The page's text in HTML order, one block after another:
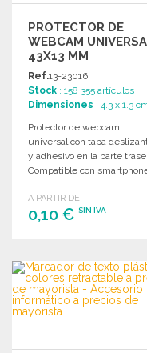
PROTECTOR DE
WEBCAM
43X13 MM
Ref.13-23016
Stock : 158 355 artículos
Dimensiones : 4.3 x 1.3
Protector de webcam
universal con tapa
y adhesivo en la parte
Compatible con
A PARTIR DE
0,10 € SIN IVA
Solicitar un presupuesto